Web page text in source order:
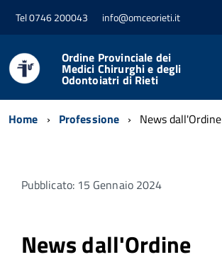
Tel 0746 200043 info@omceorieti.it
Ordine Provinciale dei
Medici Chirurghi e degli
Odontoiatri di Rieti
Home Professione News dall'Ordine
Pubblicato: 15 Gennaio 2024
News dall'Ordine